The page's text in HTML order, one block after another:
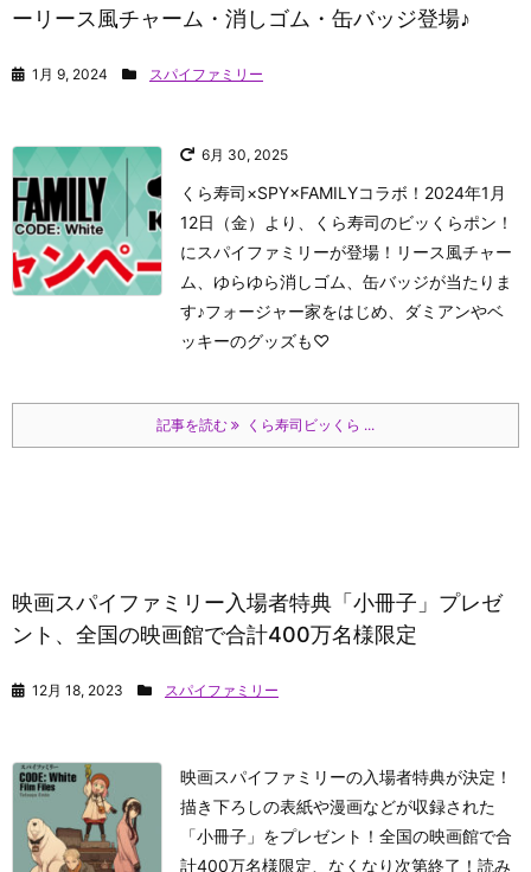
ーリース風チャーム・消しゴム・缶バッジ登場♪
1月 9, 2024 スパイファミリー
6月 30, 2025
くら寿司×SPY×FAMILYコラボ！2024年1月
12日（金）より、くら寿司のビッくらポン！
にスパイファミリーが登場！リース風チャー
ム、ゆらゆら消しゴム、缶バッジが当たりま
す♪フォージャー家をはじめ、ダミアンやベ
ッキーのグッズも♡
記事を読む くら寿司ビッくら ...
映画スパイファミリー入場者特典「小冊子」プレゼ
ント、全国の映画館で合計400万名様限定
12月 18, 2023 スパイファミリー
映画スパイファミリーの入場者特典が決定！
描き下ろしの表紙や漫画などが収録された
「小冊子」をプレゼント！全国の映画館で合
計400万名様限定、なくなり次第終了！読み